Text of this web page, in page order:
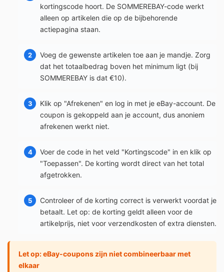
kortingscode hoort. De SOMMEREBAY-code werkt
alleen op artikelen die op de bijbehorende
actiepagina staan.
Voeg de gewenste artikelen toe aan je mandje. Zorg
dat het totaalbedrag boven het minimum ligt (bij
SOMMEREBAY is dat €10).
Klik op "Afrekenen" en log in met je eBay-account. De
coupon is gekoppeld aan je account, dus anoniem
afrekenen werkt niet.
Voer de code in het veld "Kortingscode" in en klik op
"Toepassen". De korting wordt direct van het total
afgetrokken.
Controleer of de korting correct is verwerkt voordat je
betaalt. Let op: de korting geldt alleen voor de
artikelprijs, niet voor verzendkosten of extra diensten.
Let op: eBay-coupons zijn niet combineerbaar met
elkaar